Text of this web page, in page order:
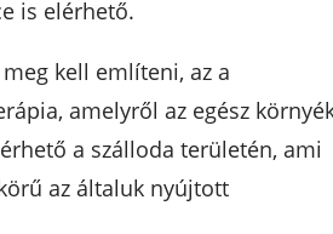
is elérhető.
kell említeni, az a
amelyről az egész
a szálloda területén, ami
az általuk nyújtott